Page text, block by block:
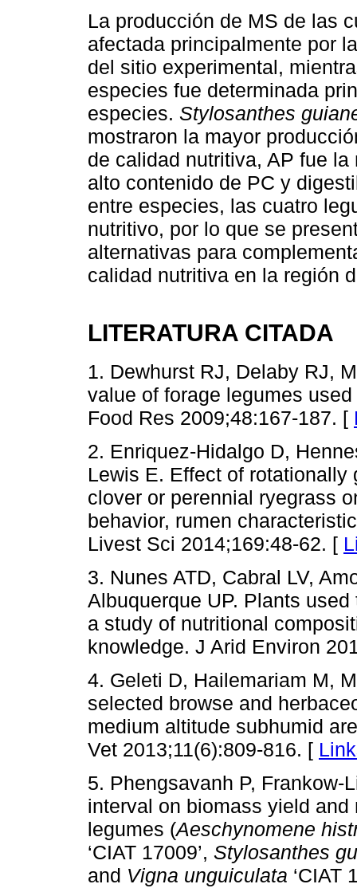
La producción de MS de las
afectada principalmente por
del sitio experimental,
especies fue determinada
especies. Stylosanthes
mostraron la mayor
de calidad nutritiva, AP fue
alto contenido de PC y
entre especies, las cuatro
nutritivo, por lo que se
alternativas para
calidad nutritiva en la región
LITERATURA CITADA
1. Dewhurst RJ, Delaby RJ,
value of forage legumes
Food Res 2009;48:167-187. [
2. Enriquez-Hidalgo D,
Lewis E. Effect of
clover or perennial ryegrass
behavior, rumen
Livest Sci 2014;169:48-62. [
3. Nunes ATD, Cabral LV,
Albuquerque UP. Plants
a study of nutritional
knowledge. J Arid Environ
4. Geleti D, Hailemariam M,
selected browse and
medium altitude subhumid
Vet 2013;11(6):809-816. [
5. Phengsavanh P, Frankow-
interval on biomass yield
legumes (Aeschynomene
‘CIAT 17009’, Stylosanthes
and Vigna unguiculata ‘CIAT